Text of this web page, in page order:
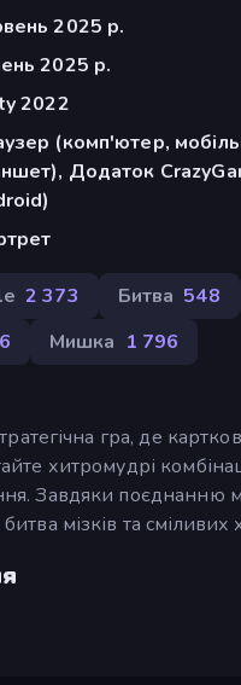
2025 р.
2025 р.
2022
(комп'ютер,
Додаток
2 373 Битва 548
Мишка 1 796
гра, де
хитромудрі
Завдяки поєднанню
мізків та сміливих